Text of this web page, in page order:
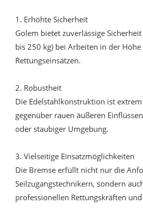
1. Erhöhte Sicherheit
Golem bietet zuverlässige
bis 250 kg) bei Arbeiten in der
Rettungseinsätzen.
2. Robustheit
Die Edelstahlkonstruktion ist
gegenüber rauen äußeren
oder staubiger Umgebung.
3. Vielseitige Einsatzmöglichkeiten
Die Bremse erfüllt nicht nur die
Seilzugangstechnikern, sondern
professionellen Rettungskräften